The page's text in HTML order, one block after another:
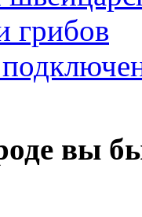
грибов
вы